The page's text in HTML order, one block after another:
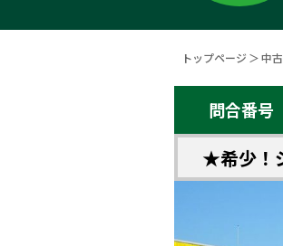
トップページ 中
問合番号
★希少！